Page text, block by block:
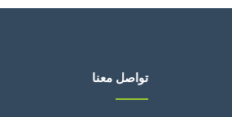
تواصل معنا